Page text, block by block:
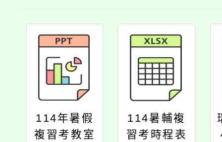
114年暑假
複習考教室
114暑輔複
習考時程表